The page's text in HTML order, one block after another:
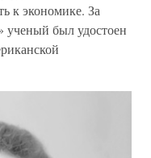
к экономике. За
ученый был удостоен